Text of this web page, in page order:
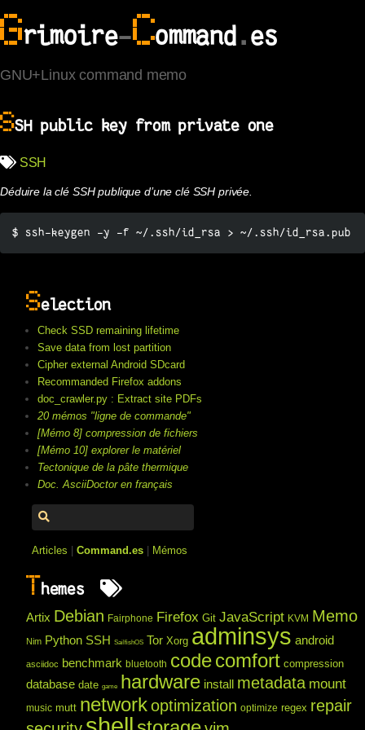
Grimoire-Command.es
GNU+Linux command memo
SSH public key from private one
SSH
Déduire la clé SSH publique d’une clé SSH privée.
$ ssh-keygen -y -f ~/.ssh/id_rsa > ~/.ssh/id_rsa.pub
Selection
Check SSD remaining lifetime
Save data from lost partition
Cipher external Android SDcard
Recommanded Firefox addons
doc_crawler.py : Extract site PDFs
20 mémos "ligne de commande"
[Mémo 8] compression de fichiers
[Mémo 10] explorer le matériel
Tectonique de la pâte thermique
Doc. AsciiDoctor en français
Articles |Command.es Mémos
T hemes
Artix Debian Fairphone Firefox Git JavaScript KVM Memo
Nim Python SSH SailfishOS Tor Xorg adminsys android
asciidoc benchmark bluetooth codecomfort compression
database date game hardware install metadata mount
music mutt networkoptimization optimize regex repair